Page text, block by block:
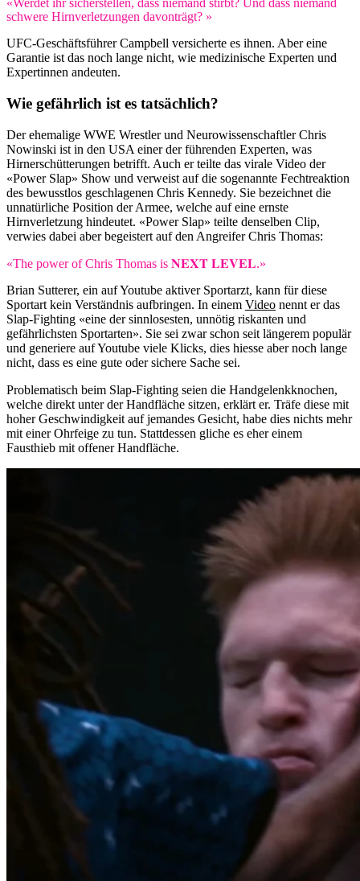
«Werdet ihr sicherstellen, dass niemand stirbt? Und dass niemand
schwere Hirnverletzungen davonträgt? »
UFC-Geschäftsführer Campbell versicherte es ihnen. Aber eine
Garantie ist das noch lange nicht, wie medizinische Experten und
Expertinnen andeuten.
Wie gefährlich ist es tatsächlich?
Der ehemalige WWE Wrestler und Neurowissenschaftler Chris
Nowinski ist in den USA einer der führenden Experten, was
Hirnerschütterungen betrifft. Auch er teilte das virale Video der
«Power Slap» Show und verweist auf die sogenannte Fechtreaktion
des bewusstlos geschlagenen Chris Kennedy. Sie bezeichnet die
unnatürliche Position der Armee, welche auf eine ernste
Hirnverletzung hindeutet. «Power Slap» teilte denselben Clip,
verwies dabei aber begeistert auf den Angreifer Chris Thomas:
«The power of Chris Thomas is 𝐍𝐄𝐗𝐓 𝐋𝐄𝐕𝐄𝐋.»
Brian Sutterer, ein auf Youtube aktiver Sportarzt, kann für diese
Sportart kein Verständnis aufbringen. In einem Video nennt er das
Slap-Fighting «eine der sinnlosesten, unnötig riskanten und
gefährlichsten Sportarten». Sie sei zwar schon seit längerem populär
und generiere auf Youtube viele Klicks, dies hiesse aber noch lange
nicht, dass es eine gute oder sichere Sache sei.
Problematisch beim Slap-Fighting seien die Handgelenkknochen,
welche direkt unter der Handfläche sitzen, erklärt er. Träfe diese mit
hoher Geschwindigkeit auf jemandes Gesicht, habe dies nichts mehr
mit einer Ohrfeige zu tun. Stattdessen gliche es eher einem
Fausthieb mit offener Handfläche.